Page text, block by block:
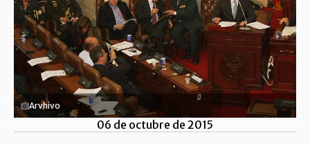
Arvhivo
06 de octubre de 2015